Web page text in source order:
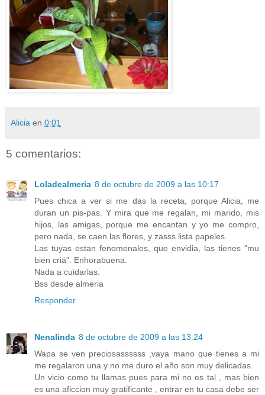
Alicia en 0:01
5 comentarios:
Loladealmeria 8 de octubre de 2009 a las 10:17
Pues chica a ver si me das la receta, porque Alicia, me
duran un pis-pas. Y mira que me regalan, mi marido, mis
hijos, las amigas, porque me encantan y yo me compro,
pero nada, se caen las flores, y zasss lista papeles.
Las tuyas estan fenomenales, que envidia, las tienes "mu
bien criá". Enhorabuena.
Nada a cuidarlas.
Bss desde almeria
Responder
Nenalinda 8 de octubre de 2009 a las 13:24
Wapa se ven preciosassssss ,vaya mano que tienes a mi
me regalaron una y no me duro el año son muy delicadas.
Un vicio como tu llamas pues para mi no es tal , mas bien
es una aficcion muy gratificante , entrar en tu casa debe ser